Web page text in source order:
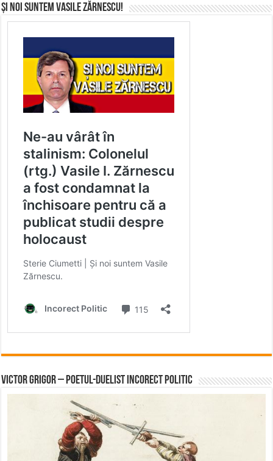
Și noi suntem Vasile Zărnescu!
Victor Grigor – Poetul-Duelist Incorect Politic